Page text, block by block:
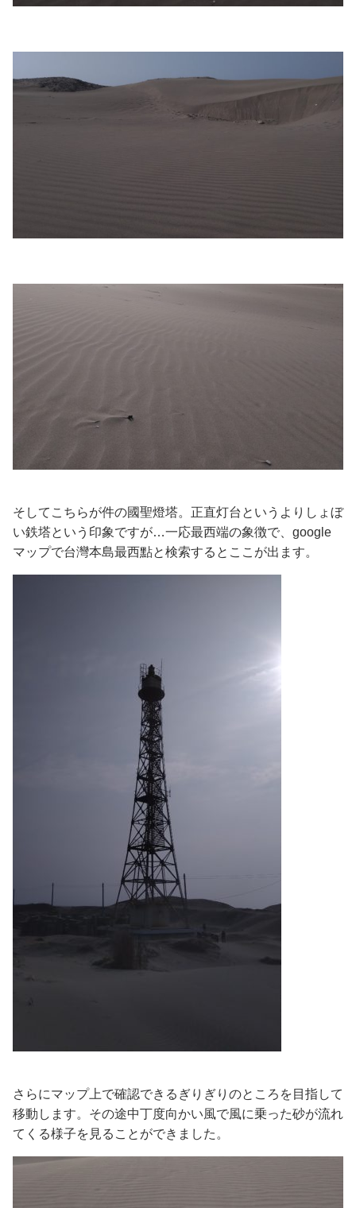
そしてこちらが件の國聖燈塔。正直灯台というよりしょぼ
い鉄塔という印象ですが…一応最西端の象徴で、google
マップで台灣本島最西點と検索するとここが出ます。
さらにマップ上で確認できるぎりぎりのところを目指して
移動します。その途中丁度向かい風で風に乗った砂が流れ
てくる様子を見ることができました。